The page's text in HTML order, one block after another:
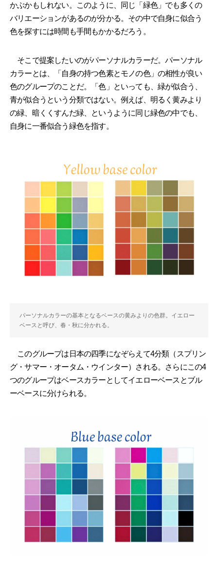
かぶかもしれない。このように、同じ「緑色」でも多くの
バリエーションがあるのが分かる。その中で自身に似合う
色を探すには時間も手間もかかるだろう。
そこで提案したいのがパーソナルカラーだ。パーソナル
カラーとは、「自身の持つ色素とモノの色」の相性が良い
色のグループのことだ。「色」といっても、緑が似合う、
青が似合うという分類ではない。例えば、明るく黄みより
の緑、暗くくすんだ緑、というように同じ緑色の中でも、
自身に一番似合う緑色を指す。
パーソナルカラーの基本となるベースの黄みよりの色群。イエロー
ベースと呼び、春・秋に分かれる。
このグループは日本の四季になぞらえて4分類（スプリン
グ・サマー・オータム・ウインター）される。さらにこの4
つのグループはベースカラーとしてイエローベースとブル
ーベースに分けられる。